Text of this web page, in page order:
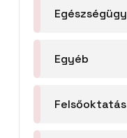
Egészségügy
Egyéb
Felsőoktatás